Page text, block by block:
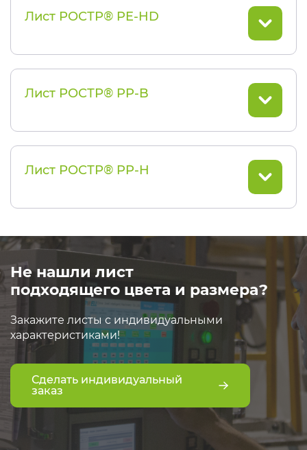
Лист РОСТР® PE-HD
Лист РОСТР® PP-B
Лист РОСТР® PP-H
Не нашли лист
подходящего цвета и размера?
Закажите листы с индивидуальными
характеристиками!
Сделать индивидуальный
заказ